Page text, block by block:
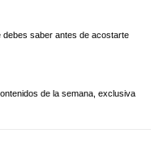
saber antes de acostarte
de la semana, exclusiva